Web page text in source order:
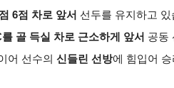
6점 차로 앞서 선두를 유지하고 있
골 득실 차로 근소하게 앞서 공동
어 선수의 신들린 선방에 힘입어